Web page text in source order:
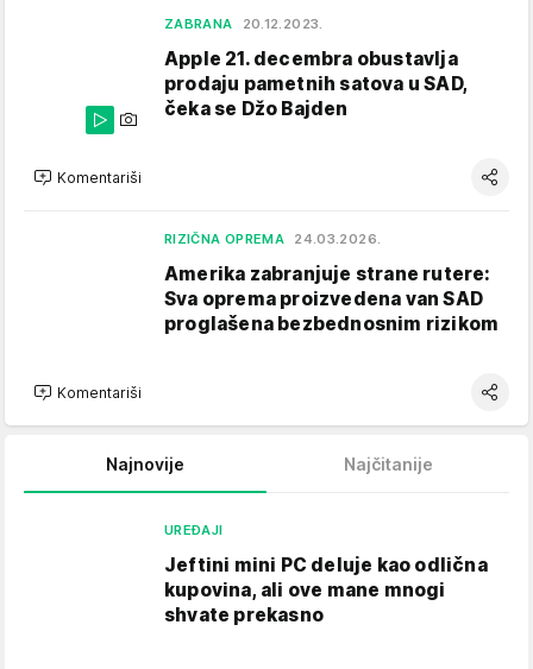
ZABRANA 20.12.2023.
Apple 21. decembra obustavlja
prodaju pametnih satova u SAD,
čeka se Džo Bajden
Komentariši
RIZIČNA OPREMA 24.03.2026.
Amerika zabranjuje strane rutere:
Sva oprema proizvedena van SAD
proglašena bezbednosnim rizikom
Komentariši
Najnovije Najčitanije
UREĐAJI
Jeftini mini PC deluje kao odlična
kupovina, ali ove mane mnogi
shvate prekasno